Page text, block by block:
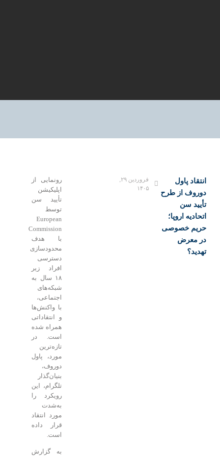
انتقاد پاول
دوروف از طرح
تأیید سن
اتحادیه اروپا؛
حریم خصوصی
در معرض
تهدید؟
فروردین ۲۹,
رونمایی از
اپلیکیشن
تأیید سن
توسط
European
Commission
با هدف
محدودسازی
دسترسی
افراد زیر
۱۸ سال به
شبکه‌های
اجتماعی،
با واکنش‌ها
و انتقاداتی
همراه شده
است. در
تازه‌ترین
مورد، پاول
دوروف،
بنیان‌گذار
تلگرام، این
رویکرد را
به‌شدت
مورد انتقاد
قرار داده
به گزارش